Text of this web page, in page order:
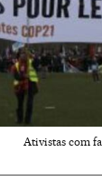
Ativistas com